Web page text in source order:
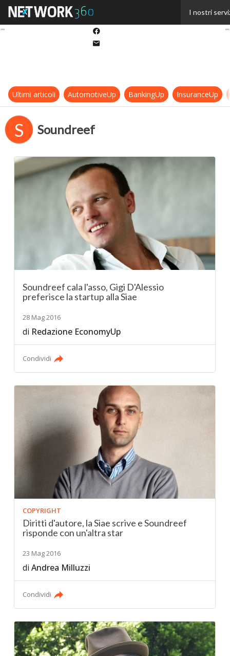
I nostri
Ultimi articoli AutomotiveUp BankingUp InsuranceUp
S Soundreef
Soundreef cala l'asso, Gigi D'Alessio
preferisce la startup alla Siae
28 Mag 2016
di Redazione EconomyUp
Condividi
COPYRIGHT
Diritti d'autore, la Siae scrive e Soundreef
risponde con un'altra star
23 Mag 2016
diAndrea Milluzzi
Condividi